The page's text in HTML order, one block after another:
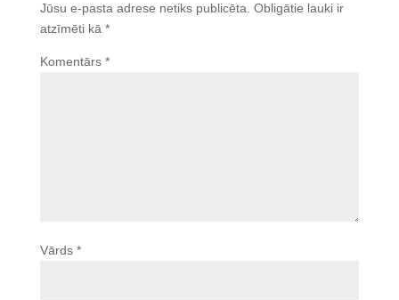
Jūsu e-pasta adrese netiks publicēta. Obligātie lauki ir
atzīmēti kā *
Komentārs *
Vārds *